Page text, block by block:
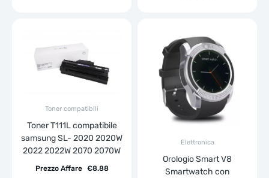
Toner compatibili
Toner T111L compatibile
samsung SL- 2020 2020W
2022 2022W 2070 2070W
€8.88
Prezzo Affare
Elettronica
Orologio Smart V8
Smartwatch con